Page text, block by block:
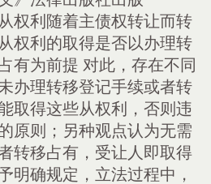
权利随着主债权转让而转
权利的取得是否以办理转
有为前提 对此，存在不同
办理转移登记手续或者转
取得这些从权利，否则违
原则；另种观点认为无需
转移占有，受让人即取得
明确规定，立法过程中，